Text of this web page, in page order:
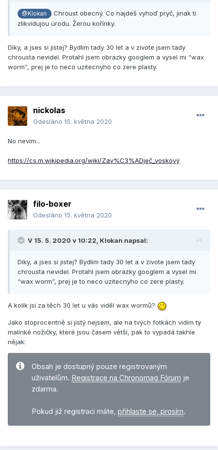
@Klokan
Chroust obecný. Co najdeš vyhoď pryč, jinak ti
zlikvidujou úrodu. Žerou kořínky.
Diky, a jses si jistej? Bydlim tady 30 let a v zivote jsem tady
chrousta nevidel. Protahl jsem obrazky googlem a vysel mi “wax
worm”, prej je to neco uzitecnyho co zere plasty.
nickolas
Odesláno 15. května 2020
No nevim...
https://cs.m.wikipedia.org/wiki/Zav%C3%ADječ_voskový
filo-boxer
Odesláno 15. května 2020
V 15. 5. 2020 v 10:22, Klokan napsal:
Diky, a jses si jistej? Bydlim tady 30 let a v zivote jsem tady
chrousta nevidel. Protahl jsem obrazky googlem a vysel mi
“wax worm”, prej je to neco uzitecnyho co zere plasty.
A kolik jsi za těch 30 let u vás viděl wax wormů?
Jako stoprocentně si jistý nejsem, ale na tvých fotkách vidím ty
malinké nožičky, které jsou časem větší, pak to vypadá takhle
nějak:
Obsah je dostupný pouze registrovaným
uživatelům. Registrace na Chronomag Fórum je
zdarma.
Pokud již registraci máte, přihlaste se, prosím.